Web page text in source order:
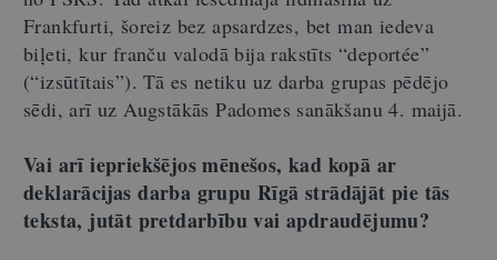
Frankfurti, šoreiz bez apsardzes, bet man iedeva
biļeti, kur franču valodā bija rakstīts “deportée”
(“izsūtītais”). Tā es netiku uz darba grupas pēdējo
sēdi, arī uz Augstākās Padomes sanākšanu 4. maijā.
Vai arī iepriekšējos mēnešos, kad kopā ar
deklarācijas darba grupu Rīgā strādājāt pie tās
teksta, jutāt pretdarbību vai apdraudējumu?